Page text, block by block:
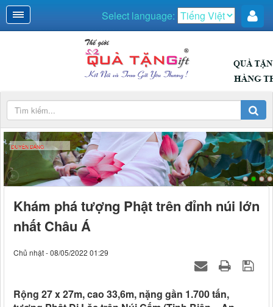
Select language:
DUYÊN DÁNG
Khám phá tượng Phật trên đỉnh núi lớn
nhất Châu Á
Chủ nhật - 08/05/2022 01:29
Rộng 27 x 27m, cao 33,6m, nặng gần 1.700 tấn,